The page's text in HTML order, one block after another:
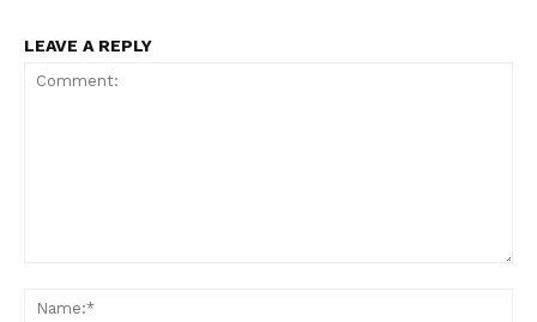
LEAVE A REPLY